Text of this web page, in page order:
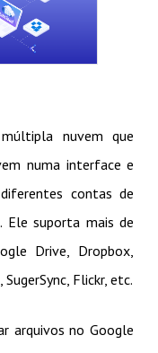
nuvem que
numa interface e
contas de
Ele suporta mais de
Drive, Dropbox,
Flickr, etc.
arquivos no Google